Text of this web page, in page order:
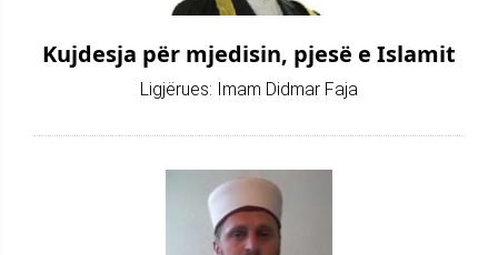
Kujdesja për mjedisin, pjesë e Islamit
Ligjërues: Imam Didmar Faja